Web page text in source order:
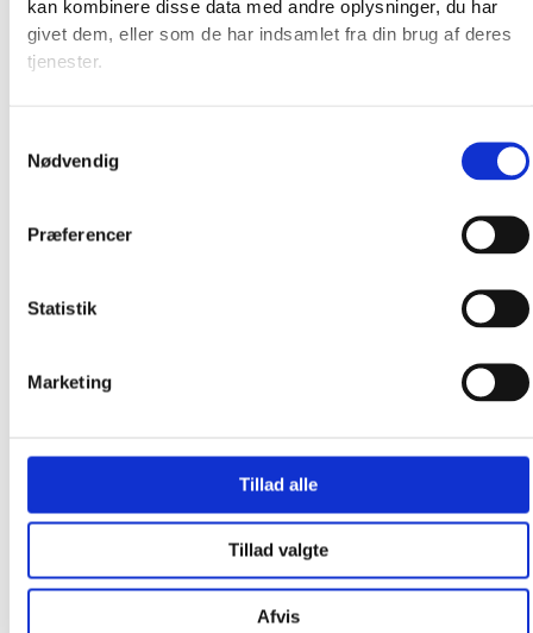
kan kombinere disse data med andre oplysninger, du har
givet dem, eller som de har indsamlet fra din brug af deres
tjenester.
Nødvendig
Præferencer
Statistik
Marketing
Tillad alle
Tillad valgte
Afvis
Efter vask kan man med fordel stryge det fugtige lærred (fra
bedste resultat, hvis det hvide bomuldsstof er fugtigt, når
man stryger.
flora cotton® 197-424